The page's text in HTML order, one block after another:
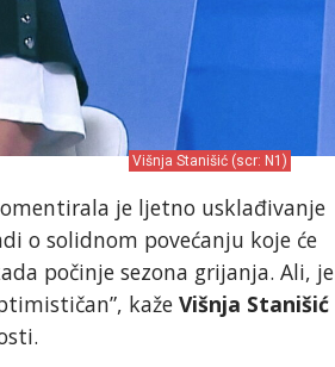
Višnja Stanišić (scr: N1)
je ljetno usklađivanje
o solidnom povećanju koje će
počinje sezona grijanja. Ali, je
kaže Višnja Stanišić